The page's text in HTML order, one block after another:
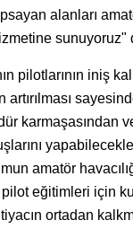
alanları
sunuyoruz"
pilotlarının iniş
artırılması
karmaşasından
amatör
pilot eğitimleri için
ortadan